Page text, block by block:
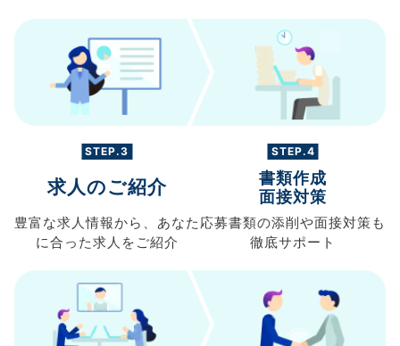
STEP.3
求人のご紹介
豊富な求人情報から、 あなた
に合った求人を ご紹介
STEP.4
書類作成
面接対策
応募書類の添削や面接対策も
徹底サポート